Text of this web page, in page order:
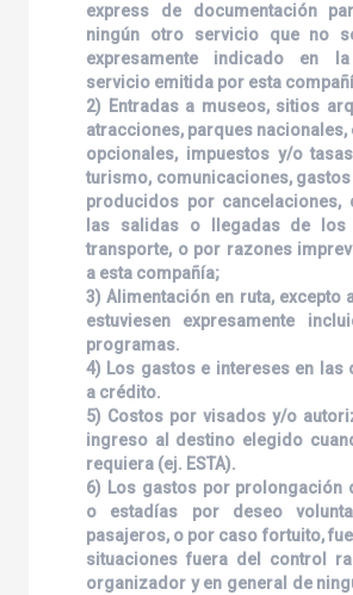
express de documentación
ningún otro servicio que no
expresamente indicado en
servicio emitida por esta
2) Entradas a museos, sitios
atracciones, parques
opcionales, impuestos y/o
turismo, comunicaciones,
producidos por cancelaciones,
las salidas o llegadas de los
transporte, o por razones
a esta compañía;
3) Alimentación en ruta, excepto
estuviesen expresamente
programas.
4) Los gastos e intereses en las
a crédito.
5) Costos por visados y/o
ingreso al destino elegido
requiera (ej. ESTA).
6) Los gastos por prolongación
o estadías por deseo
pasajeros, o por caso fortuito,
situaciones fuera del control
organizador y en general de